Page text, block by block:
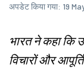
अपडेट किया गया: 19
भारत ने कहा कि
विचारों और